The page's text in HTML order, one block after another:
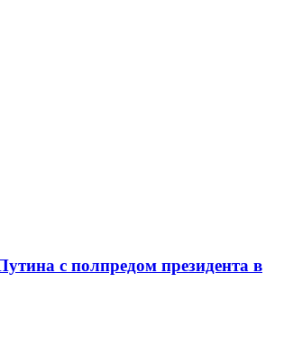
с полпредом президента в